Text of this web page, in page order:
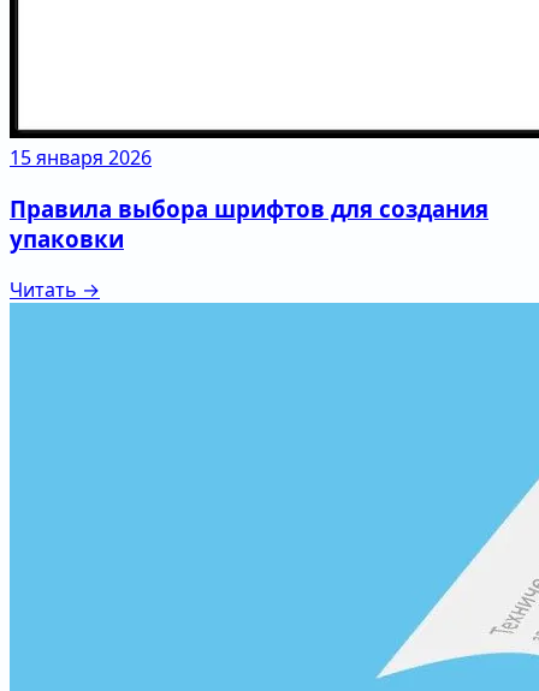
15 января 2026
Правила выбора шрифтов для создания
упаковки
Читать →